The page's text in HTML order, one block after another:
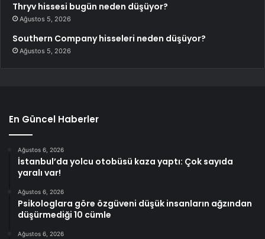
Thryv hissesi bugün neden düşüyor?
Ağustos 5, 2026
Southern Company hisseleri neden düşüyor?
Ağustos 5, 2026
En Güncel Haberler
Ağustos 6, 2026
İstanbul’da yolcu otobüsü kaza yaptı: Çok sayıda
yaralı var!
Ağustos 6, 2026
Psikologlara göre özgüveni düşük insanların ağzından
düşürmediği 10 cümle
Ağustos 6, 2026